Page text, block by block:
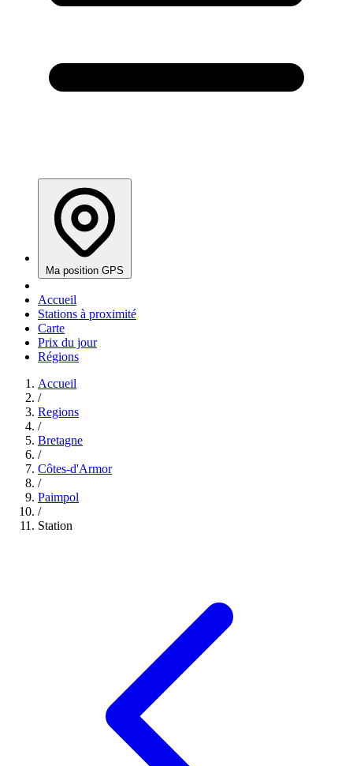
Ma position GPS
Accueil
Stations à proximité
Carte
Prix du jour
Régions
Accueil
/
Regions
/
Bretagne
/
Côtes-d'Armor
/
Paimpol
/
Station